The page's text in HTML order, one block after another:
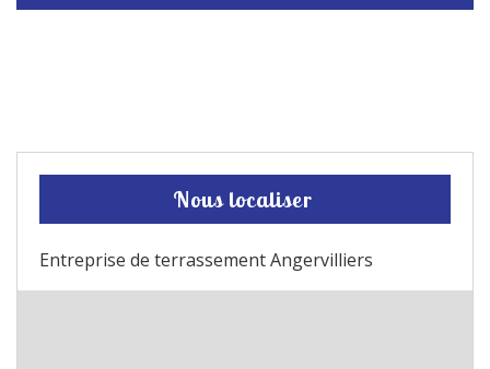
Nous localiser
Entreprise de terrassement Angervilliers